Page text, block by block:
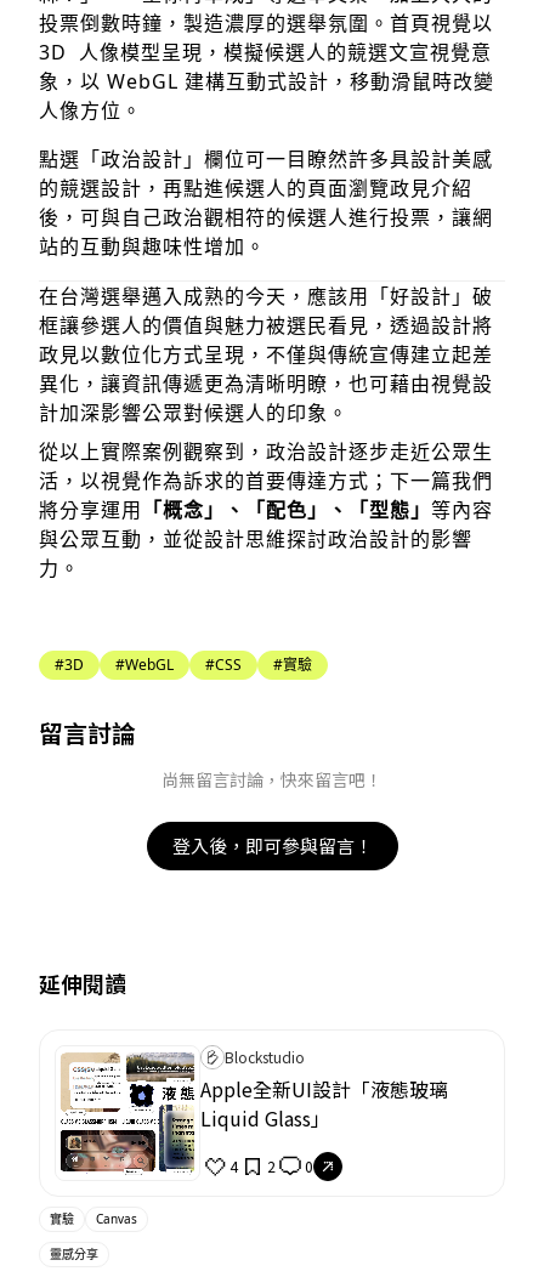
投票倒數時鐘，製造濃厚的選舉氛圍。首頁視覺以
3D 人像模型呈現，模擬候選人的競選文宣視覺意
象，以 WebGL 建構互動式設計，移動滑鼠時改變
人像方位。
點選「政治設計」欄位可一目瞭然許多具設計美感
的競選設計，再點進候選人的頁面瀏覽政見介紹
後，可與自己政治觀相符的候選人進行投票，讓網
站的互動與趣味性增加。
在台灣選舉邁入成熟的今天，應該用「好設計」破
框讓參選人的價值與魅力被選民看見，透過設計將
政見以數位化方式呈現，不僅與傳統宣傳建立起差
異化，讓資訊傳遞更為清晰明瞭，也可藉由視覺設
計加深影響公眾對候選人的印象。
從以上實際案例觀察到，政治設計逐步走近公眾生
活，以視覺作為訴求的首要傳達方式；下一篇我們
將分享運用 「概念」、「配色」、「型態」 等內容
與公眾互動，並從設計思維探討政治設計的影響
力。
#3D #WebGL #CSS #實驗
留言討論
尚無留言討論，快來留言吧！
登入後，即可參與留言！
延伸閱讀
Blockstudio
Apple全新UI設計「液態玻璃
Liquid Glass」
4 2 0
實驗 Canvas
靈感分享